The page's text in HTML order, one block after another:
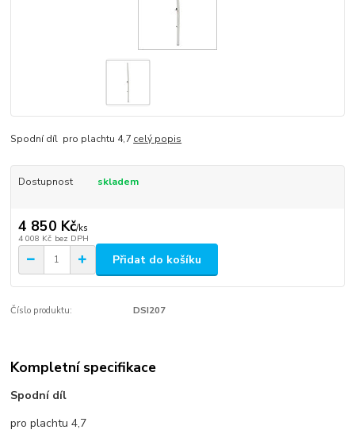
Spodní díl pro plachtu 4,7 celý popis
Dostupnost skladem
4 850 Kč/ks
4 008 Kč bez DPH
Přidat do košíku
Číslo produktu: DSI207
Kompletní specifikace
Spodní díl
pro plachtu 4,7